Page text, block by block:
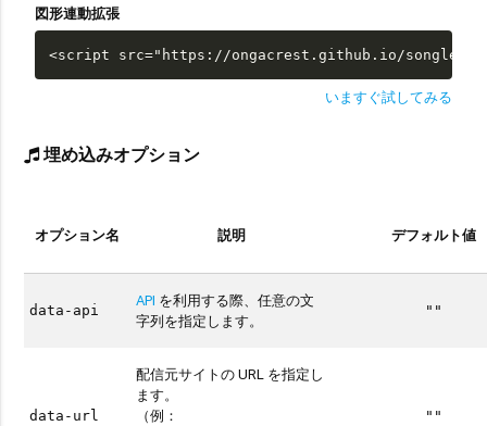
図形連動拡張
<script src="https://ongacrest.github.io/songle-
いますぐ試してみる
埋め込みオプション
オプション名 説明 デフォルト値
data-api
API を利用する際、任意の文
字列を指定します。
""
data-url
配信元サイトの URL を指定し
ます。
（例：
""